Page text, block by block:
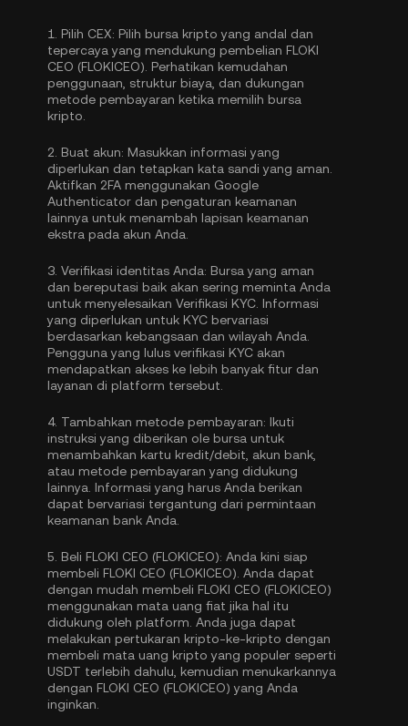
1. Pilih CEX: Pilih bursa kripto yang andal dan
tepercaya yang mendukung pembelian FLOKI
CEO (FLOKICEO). Perhatikan kemudahan
penggunaan, struktur biaya, dan dukungan
metode pembayaran ketika memilih bursa
kripto.
2. Buat akun: Masukkan informasi yang
diperlukan dan tetapkan kata sandi yang aman.
Aktifkan 2FA menggunakan Google
Authenticator dan pengaturan keamanan
lainnya untuk menambah lapisan keamanan
ekstra pada akun Anda.
3. Verifikasi identitas Anda: Bursa yang aman
dan bereputasi baik akan sering meminta Anda
untuk menyelesaikan Verifikasi KYC . Informasi
yang diperlukan untuk KYC bervariasi
berdasarkan kebangsaan dan wilayah Anda.
Pengguna yang lulus verifikasi KYC akan
mendapatkan akses ke lebih banyak fitur dan
layanan di platform tersebut.
4. Tambahkan metode pembayaran: Ikuti
instruksi yang diberikan ole bursa untuk
menambahkan kartu kredit/debit, akun bank,
atau metode pembayaran yang didukung
lainnya. Informasi yang harus Anda berikan
dapat bervariasi tergantung dari permintaan
keamanan bank Anda.
5. Beli FLOKI CEO (FLOKICEO): Anda kini siap
membeli FLOKI CEO (FLOKICEO). Anda dapat
dengan mudah membeli FLOKI CEO (FLOKICEO)
menggunakan mata uang fiat jika hal itu
didukung oleh platform. Anda juga dapat
melakukan pertukaran kripto-ke-kripto dengan
membeli mata uang kripto yang populer seperti
USDT terlebih dahulu, kemudian menukarkannya
dengan FLOKI CEO (FLOKICEO) yang Anda
inginkan.